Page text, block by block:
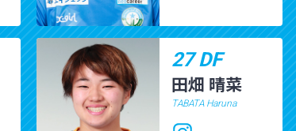
27 DF
田畑 晴菜
TABATA Haruna